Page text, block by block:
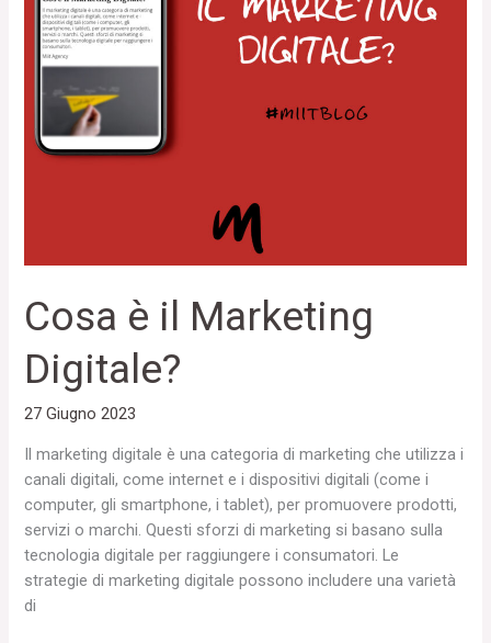
Cosa è il Marketing
Digitale?
27 Giugno 2023
Il marketing digitale è una categoria di marketing che utilizza i
canali digitali, come internet e i dispositivi digitali (come i
computer, gli smartphone, i tablet), per promuovere prodotti,
servizi o marchi. Questi sforzi di marketing si basano sulla
tecnologia digitale per raggiungere i consumatori. Le
strategie di marketing digitale possono includere una varietà
di